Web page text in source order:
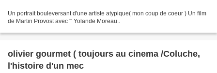
Un portrait bouleversant d'une artiste atypique( mon coup de coeur ) Un film
de Martin Provost avec ''' Yolande Moreau..
olivier gourmet ( toujours au cinema /Coluche,
l'histoire d'un mec